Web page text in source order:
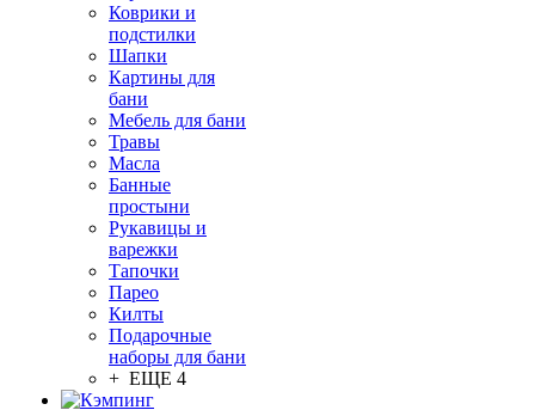
Коврики и
подстилки
Шапки
Картины для
бани
Мебель для бани
Травы
Масла
Банные
простыни
Рукавицы и
варежки
Тапочки
Парео
Килты
Подарочные
наборы для бани
+ ЕЩЕ 4